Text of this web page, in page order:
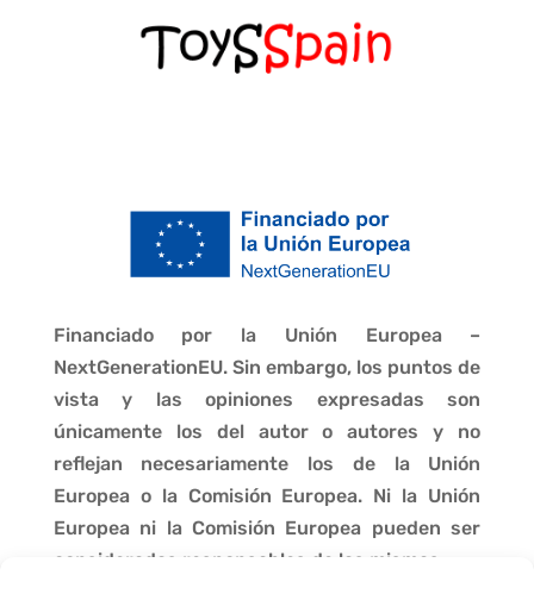
Financiado por la Unión Europea –
NextGenerationEU. Sin embargo, los puntos de
vista y las opiniones expresadas son
únicamente los del autor o autores y no
reflejan necesariamente los de la Unión
Europea o la Comisión Europea. Ni la Unión
Europea ni la Comisión Europea pueden ser
consideradas responsables de las mismas.